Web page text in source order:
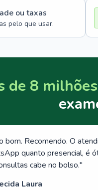
ou taxas
pelo que usar.
de 8
bom. Recomendo. O
quanto presencial, é
cabe no bolso."
Laura